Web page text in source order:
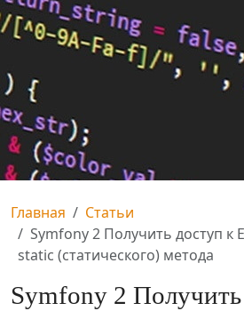
Главная
Статьи
Symfony 2 Получить доступ к
static (статического) метода
Symfony 2